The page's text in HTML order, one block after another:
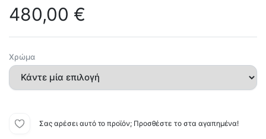
480,00 €
Χρώμα
Σας αρέσει αυτό το προϊόν; Προσθέστε το στα αγαπημένα!